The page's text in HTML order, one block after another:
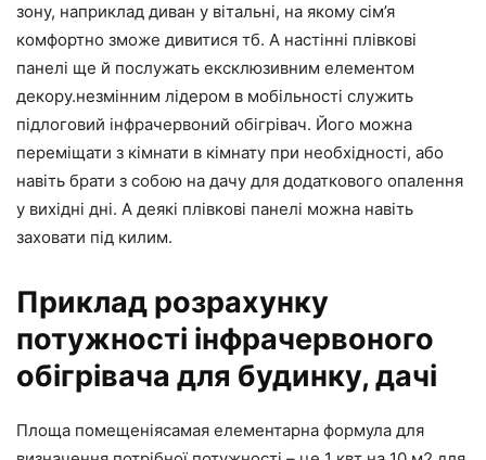
зону, наприклад диван у вітальні, на якому сім’я
комфортно зможе дивитися тб. А настінні плівкові
панелі ще й послужать ексклюзивним елементом
декору.незмінним лідером в мобільності служить
підлоговий інфрачервоний обігрівач. Його можна
переміщати з кімнати в кімнату при необхідності, або
навіть брати з собою на дачу для додаткового опалення
у вихідні дні. А деякі плівкові панелі можна навіть
заховати під килим.
Приклад розрахунку
потужності інфрачервоного
обігрівача для будинку, дачі
Площа помещеніясамая елементарна формула для